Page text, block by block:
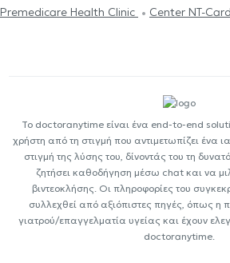
Premedicare Health Clinic
Center NT-
Το doctoranytime είναι ένα end-to-end
χρήστη από τη στιγμή που αντιμετωπίζει ένα
στιγμή της λύσης του, δίνοντάς του τη
ζητήσει καθοδήγηση μέσω chat και να
βιντεοκλήσης. Οι πληροφορίες του
συλλεχθεί από αξιόπιστες πηγές, όπως η
γιατρού/επαγγελματία υγείας και έχουν
doctoranytime.